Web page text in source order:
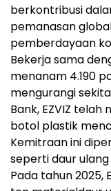
berkontribusi
pemanasan
pemberdayaan
Bekerja sama
menanam 4.190
mengurangi
Bank, EZVIZ telah
botol plastik
Kemitraan ini
seperti daur
Pada tahun 2025,